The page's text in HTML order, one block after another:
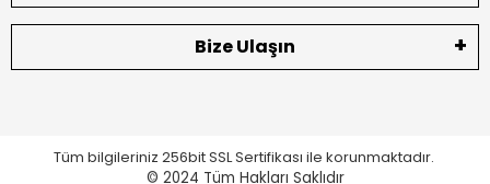
Bize Ulaşın
Tüm bilgileriniz 256bit SSL Sertifikası ile korunmaktadır.
© 2024 Tüm Hakları Saklıdır